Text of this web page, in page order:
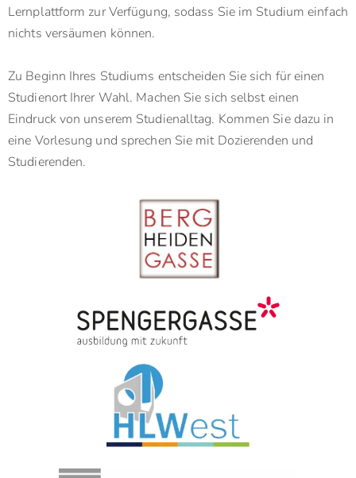
Lernplattform zur Verfügung, sodass Sie im Studium einfach
nichts versäumen können.
Zu Beginn Ihres Studiums entscheiden Sie sich für einen
Studienort Ihrer Wahl. Machen Sie sich selbst einen
Eindruck von unserem Studienalltag. Kommen Sie dazu in
eine Vorlesung und sprechen Sie mit Dozierenden und
Studierenden.